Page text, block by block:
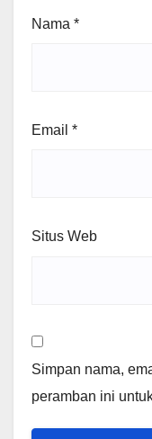
Nama *
Email *
Situs Web
Simpan nama,
peramban ini